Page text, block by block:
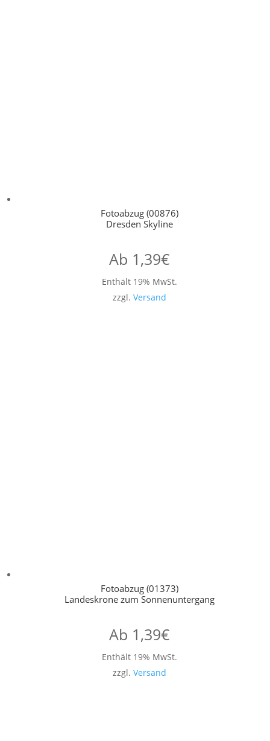
Fotoabzug (00876)
Dresden Skyline
Ab 1,39€
Enthält 19% MwSt.
zzgl. Versand
Fotoabzug (01373)
Landeskrone zum Sonnenuntergang
Ab 1,39€
Enthält 19% MwSt.
zzgl. Versand